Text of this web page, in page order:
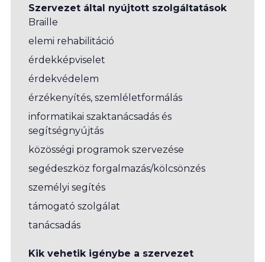
Szervezet által nyújtott szolgáltatások
Braille
elemi rehabilitáció
érdekképviselet
érdekvédelem
érzékenyítés, szemléletformálás
informatikai szaktanácsadás és
segítségnyújtás
közösségi programok szervezése
segédeszköz forgalmazás/kölcsönzés
személyi segítés
támogató szolgálat
tanácsadás
Kik vehetik igénybe a szervezet